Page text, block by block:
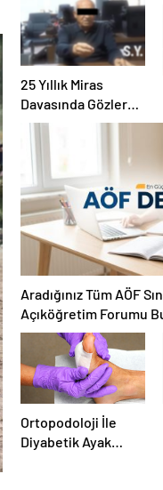
25 Yıllık Miras
Davasında Gözler
Temmuz Ayındaki
Çevrildi
Aradığınız Tüm AÖF
Açıköğretim Forumu
Ortopodoloji İle
Diyabetik Ayak